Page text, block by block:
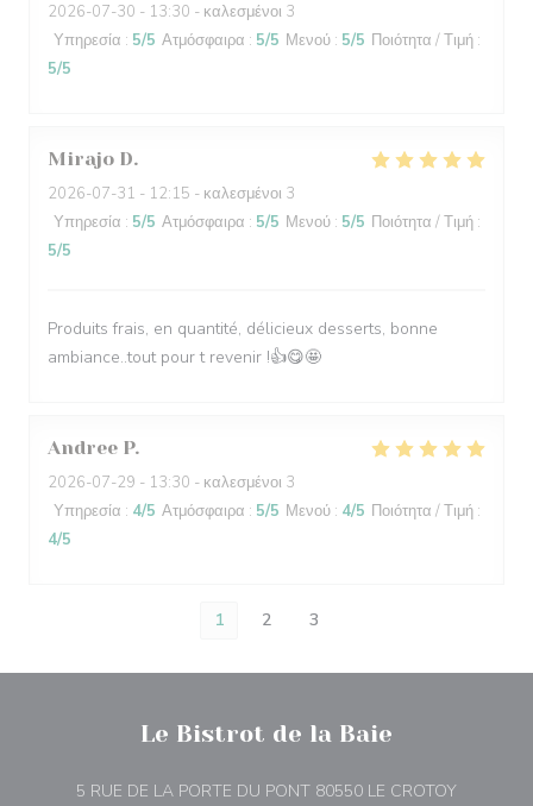
2026-07-30 - 13:30 - καλεσμένοι 3
Υπηρεσία : 5/5 Ατμόσφαιρα : 5/5 Μενού : 5/5 Ποιότητα / Τιμή :
5/5
Mirajo D
2026-07-31 - 12:15 - καλεσμένοι 3
Υπηρεσία : 5/5 Ατμόσφαιρα : 5/5 Μενού : 5/5 Ποιότητα / Τιμή :
5/5
Produits frais, en quantité, délicieux desserts, bonne
ambiance..tout pour t revenir !👍😋🤩
Andree P
2026-07-29 - 13:30 - καλεσμένοι 3
Υπηρεσία : 4/5 Ατμόσφαιρα : 5/5 Μενού : 4/5 Ποιότητα / Τιμή :
4/5
1 2 3
Le Bistrot de la Baie
5 RUE DE LA PORTE DU PONT 80550 LE CROTOY((ανοίγει